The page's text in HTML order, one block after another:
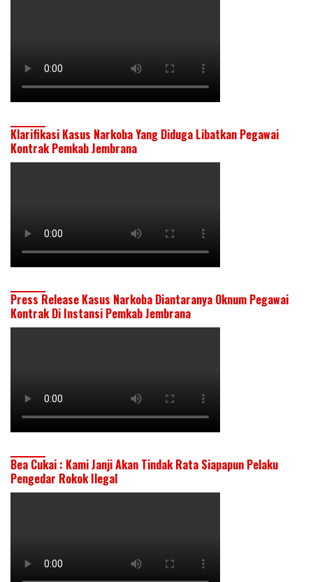
Klarifikasi Kasus Narkoba Yang Diduga Libatkan Pegawai
Kontrak Pemkab Jembrana
Press Release Kasus Narkoba Diantaranya Oknum Pegawai
Kontrak Di Instansi Pemkab Jembrana
Bea Cukai : Kami Janji Akan Tindak Rata Siapapun Pelaku
Pengedar Rokok Ilegal